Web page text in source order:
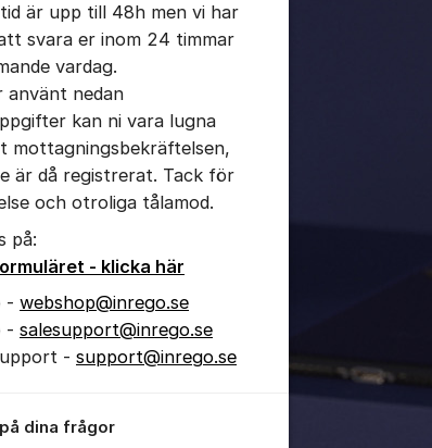
inlägg/kommentar
är upp till 48h men vi har
svara er inom 24 timmar
vardag.
använt nedan
kan ni vara lugna
mottagningsbekräftelsen,
är då registrerat. Tack för
och otroliga tålamod.
på:
- klicka här
- webshop@inrego.se
- salesupport@inrego.se
- support@inrego.se
dina frågor